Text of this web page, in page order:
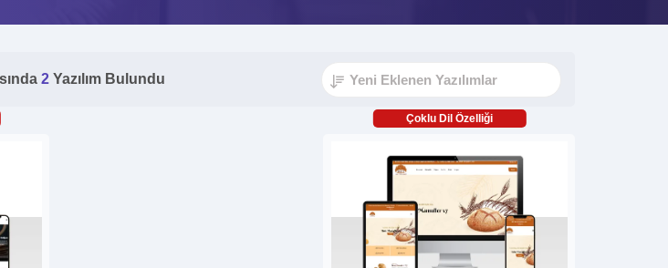
2 Yazılım Bulundu
Çoklu Dil Özelliği